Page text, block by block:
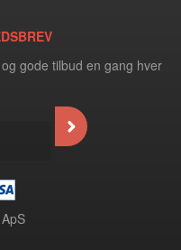
gode tilbud en gang hver